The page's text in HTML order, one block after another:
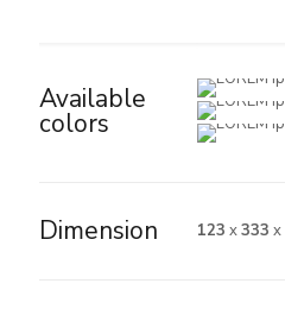
Available
colors
Dimension 123 x333 x